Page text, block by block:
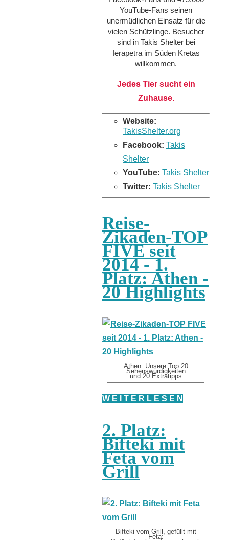
YouTube-Fans seinen
unermüdlichen Einsatz für die
vielen Schützlinge. Besucher
sind in Takis Shelter bei
Ierapetra im Süden Kretas
willkommen.
Jedes Tier sucht ein
Zuhause.
Website:
TakisShelter.org
Facebook: Takis
Shelter
YouTube: Takis Shelter
Twitter: Takis Shelter
Reise-
Zikaden-TOP
FIVE seit
2014 - 1.
Platz: Athen -
20 Highlights
Athen: Unsere Top 20
Sehenswürdigkeiten
und 20 Extratipps
W E I T E R L E S E N
2. Platz:
Bifteki mit
Feta vom
Grill
Bifteki vom Grill, gefüllt mit
Feta: